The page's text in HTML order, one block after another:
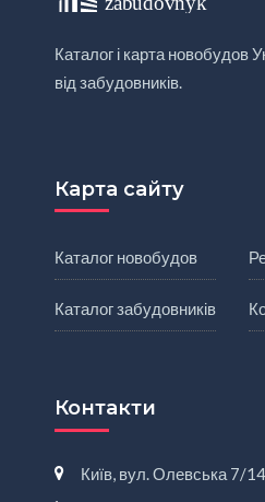
Каталог і карта новобудов
від забудовників.
Карта сайту
Каталог новобудов
Каталог забудовників
Контакти
Київ, вул. Олевська 7/